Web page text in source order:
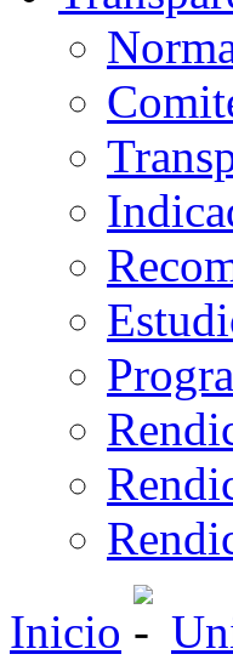
Inicio